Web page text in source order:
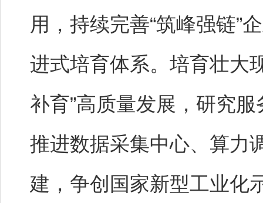
用，持续完善“筑峰强链”
进式培育体系。培育壮大
补育”高质量发展，研究
推进数据采集中心、算力
建，争创国家新型工业化